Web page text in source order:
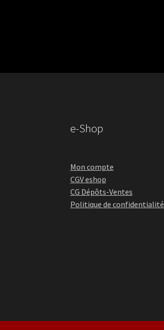
e-Shop
Mon compte
CGV eshop
CG Dépôts-Ventes
Politique de confidentialité